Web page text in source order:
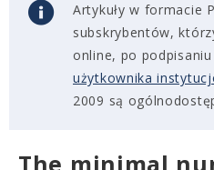
Artykuły w formacie
subskrybentów,
online, po
użytkownika
2009 są
The minimal